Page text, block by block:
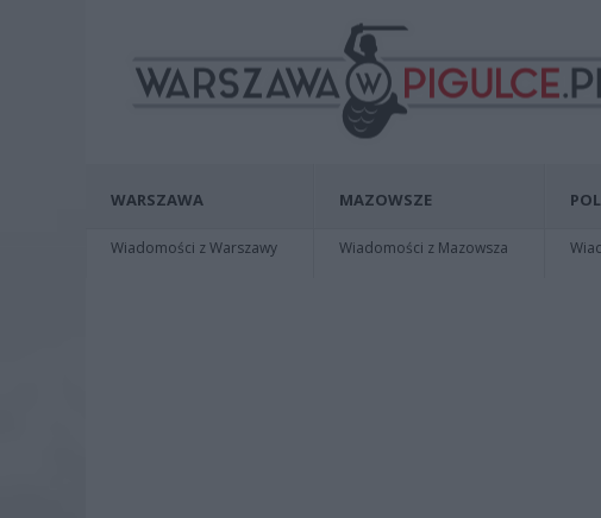
WARSZAWA
Wiadomości z Warszawy
MAZOWSZE
Wiadomości z Mazowsza